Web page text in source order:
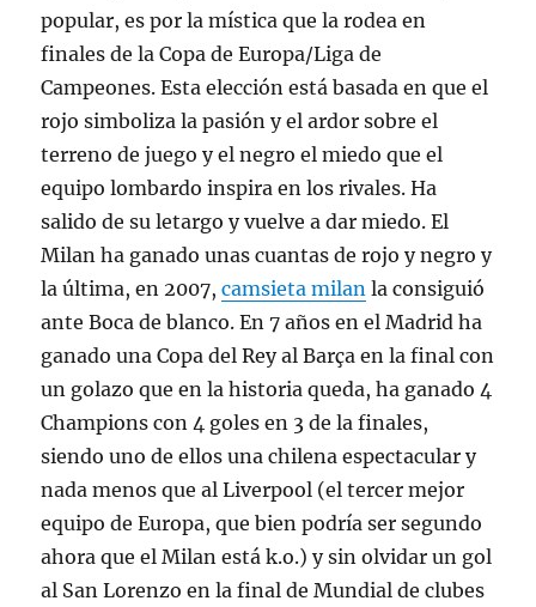
popular, es por la mística que la rodea en
finales de la Copa de Europa/Liga de
Campeones. Esta elección está basada en que el
rojo simboliza la pasión y el ardor sobre el
terreno de juego y el negro el miedo que el
equipo lombardo inspira en los rivales. Ha
salido de su letargo y vuelve a dar miedo. El
Milan ha ganado unas cuantas de rojo y negro y
la última, en 2007,camsieta milan la consiguió
ante Boca de blanco. En 7 años en el Madrid ha
ganado una Copa del Rey al Barça en la final con
un golazo que en la historia queda, ha ganado 4
Champions con 4 goles en 3 de la finales,
siendo uno de ellos una chilena espectacular y
nada menos que al Liverpool (el tercer mejor
equipo de Europa, que bien podría ser segundo
ahora que el Milan está k.o.) y sin olvidar un gol
al San Lorenzo en la final de Mundial de clubes